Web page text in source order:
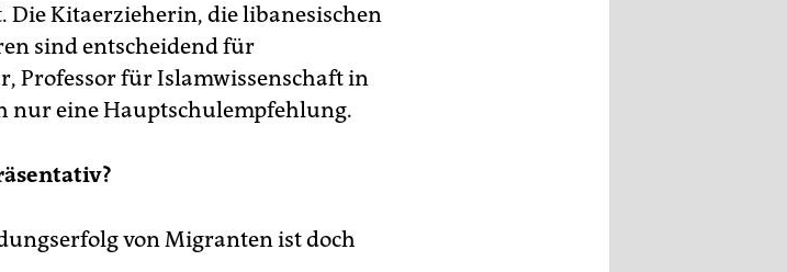
Kitaerzieherin, die libanesischen
sind entscheidend für
Professor für Islamwissenschaft in
nur eine Hauptschulempfehlung.
von Migranten ist doch